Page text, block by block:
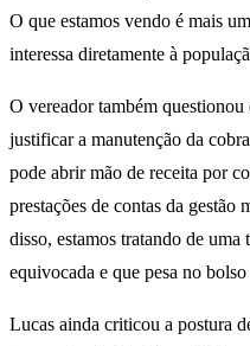
O que estamos vendo é mais
interessa diretamente à
O vereador também questionou
justificar a manutenção da
pode abrir mão de receita por
prestações de contas da
disso, estamos tratando de
equivocada e que pesa no
Lucas ainda criticou a postura